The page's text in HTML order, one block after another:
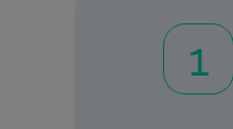
1